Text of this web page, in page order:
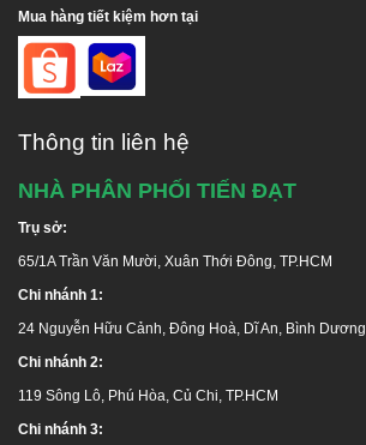
Mua hàng tiết kiệm hơn tại
Thông tin liên hệ
NHÀ PHÂN PHỐI TIẾN ĐẠT
Trụ sở:
65/1A Trần Văn Mười, Xuân Thới Đông, TP.HCM
Chi nhánh 1:
24 Nguyễn Hữu Cảnh, Đông Hoà, Dĩ An, Bình Dương
Chi nhánh 2:
119 Sông Lô, Phú Hòa, Củ Chi, TP.HCM
Chi nhánh 3: